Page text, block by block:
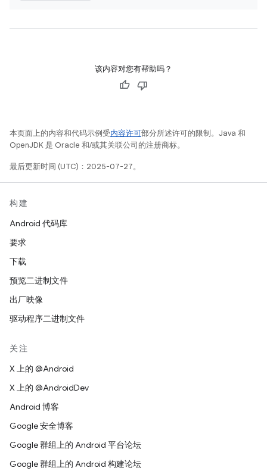
该内容对您有帮助吗？
本页面上的内容和代码示例受内容许可部分所述许可的限制。Java 和
OpenJDK 是 Oracle 和/或其关联公司的注册商标。
最后更新时间 (UTC)：2025-07-27。
构建
Android 代码库
要求
下载
预览二进制文件
出厂映像
驱动程序二进制文件
关注
X 上的 @Android
X 上的 @AndroidDev
Android 博客
Google 安全博客
Google 群组上的 Android 平台论坛
Google 群组上的 Android 构建论坛